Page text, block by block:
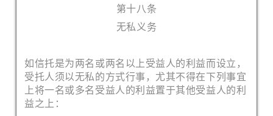
第十八条
无私义务
如信托是为两名或两名以上受益人的利益而设立，
受托人须以无私的方式行事，尤其不得在下列事宜
上将一名或多名受益人的利益置于其他受益人的利
益之上：